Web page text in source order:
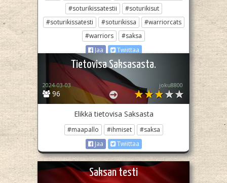
#soturikissatestii
#soturikisut
#soturikissatesti
#soturikissa
#warriorcats
#warriors
#saksa
Jaa
Twiittaa
Tietovisa Saksasasta.
96
2024-03-03 joku8800
Elikkä tietovisa Saksasta
#maapallo #ihmiset
#saksa
Jaa
Twiittaa
Saksan testi